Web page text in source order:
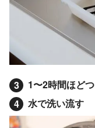
3
1〜2時間ほど
4
水で洗い流す